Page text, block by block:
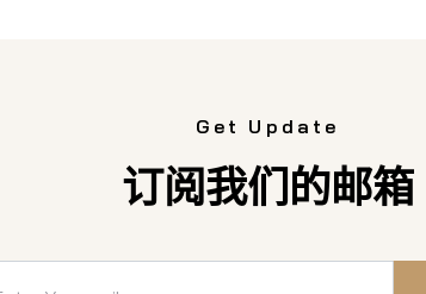
Get Update
订阅我们的邮箱